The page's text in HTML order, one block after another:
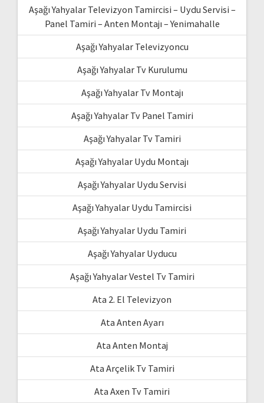
Aşağı Yahyalar Televizyon Tamircisi – Uydu Servisi –
Panel Tamiri – Anten Montajı – Yenimahalle
Aşağı Yahyalar Televizyoncu
Aşağı Yahyalar Tv Kurulumu
Aşağı Yahyalar Tv Montajı
Aşağı Yahyalar Tv Panel Tamiri
Aşağı Yahyalar Tv Tamiri
Aşağı Yahyalar Uydu Montajı
Aşağı Yahyalar Uydu Servisi
Aşağı Yahyalar Uydu Tamircisi
Aşağı Yahyalar Uydu Tamiri
Aşağı Yahyalar Uyducu
Aşağı Yahyalar Vestel Tv Tamiri
Ata 2. El Televizyon
Ata Anten Ayarı
Ata Anten Montaj
Ata Arçelik Tv Tamiri
Ata Axen Tv Tamiri